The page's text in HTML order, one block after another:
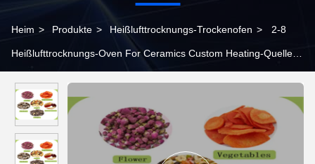
Heim > Produkte > Heißlufttrocknungs-Trockenofen > 2-8
Heißlufttrocknungs-Oven For Ceramics Custom Heating-Quelle